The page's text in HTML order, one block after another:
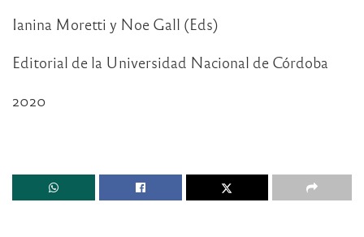
Ianina Moretti y Noe Gall (Eds)
Editorial de la Universidad Nacional de Córdoba
2020